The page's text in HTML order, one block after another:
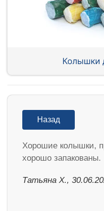
Колышки
Назад
Хорошие колышки,
хорошо запакованы.
Татьяна Х.,